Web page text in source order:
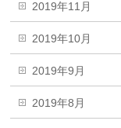
2019年11月
2019年10月
2019年9月
2019年8月